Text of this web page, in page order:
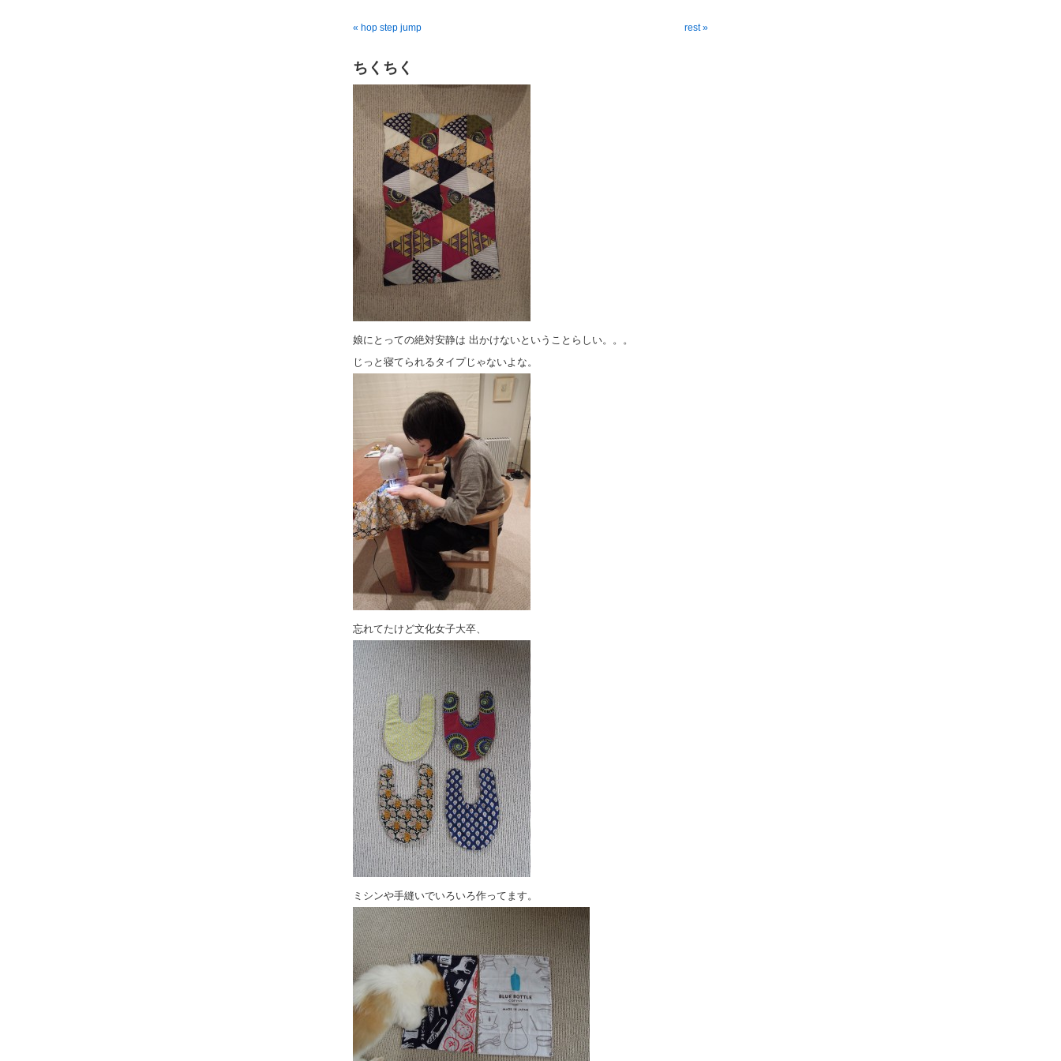
« hop step jump rest »
ちくちく
娘にとっての絶対安静は 出かけないということらしい。。。
じっと寝てられるタイプじゃないよな。
忘れてたけど文化女子大卒、
ミシンや手縫いでいろいろ作ってます。